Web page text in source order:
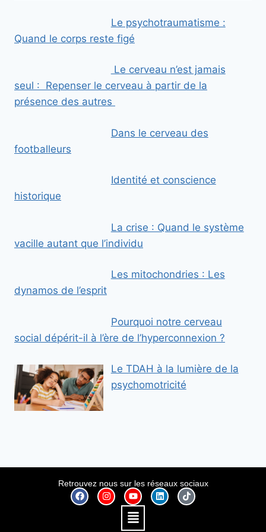
l
Le psychotraumatisme :
Quand le corps reste figé
Le cerveau n’est jamais
seul : Repenser le cerveau à partir de la
présence des autres
Dans le cerveau des
footballeurs
Identité et conscience
historique
La crise : Quand le système
vacille autant que l’individu
Les mitochondries : Les
dynamos de l’esprit
Pourquoi notre cerveau
social dépérit-il à l’ère de l’hyperconnexion ?
Le TDAH à la lumière de la
psychomotricité
Retrouvez nous sur les réseaux sociaux